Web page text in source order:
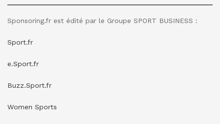
Sponsoring.fr est édité par le Groupe SPORT BUSINESS :
Sport.fr
e.Sport.fr
Buzz.Sport.fr
Women Sports